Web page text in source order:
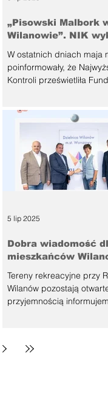
„Pisowski Malbork
Wilanowie”. NIK
budowie centrum
W ostatnich dniach maja
poinformowały, że
Kontroli prześwietliła
Dobra wiadomość
mieszkańców
Tereny rekreacyjne przy
Wilanów pozostają
przyjemnością
5 lip 2025